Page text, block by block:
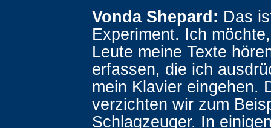
Vonda Shepard: Das
Experiment. Ich
Leute meine Texte
erfassen, die ich
mein Klavier eingehen.
verzichten wir zum
Schlagzeuger. In